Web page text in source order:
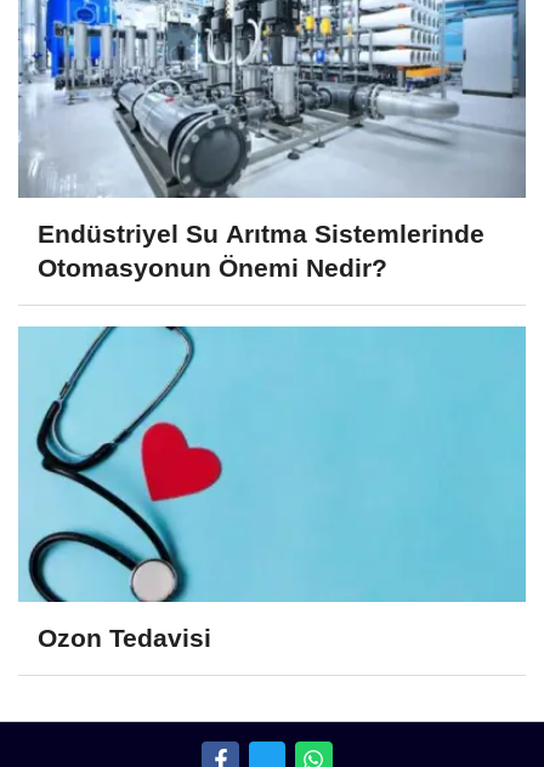
Endüstriyel Su Arıtma Sistemlerinde
Otomasyonun Önemi Nedir?
Ozon Tedavisi